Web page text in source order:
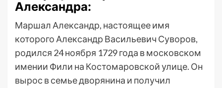
Александра:
Маршал Александр, настоящее имя
которого Александр Васильевич Суворов,
родился 24 ноября 1729 года в московском
имении Фили на Костомаровской улице. Он
вырос в семье дворянина и получил